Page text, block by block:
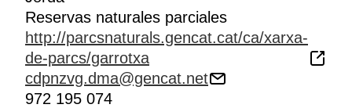
Reservas naturales parciales
http://parcsnaturals.gencat.cat/ca/xarxa-
de-parcs/garrotxa
cdpnzvg.dma@gencat.net
972 195 074